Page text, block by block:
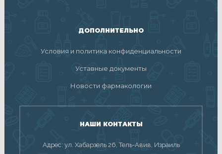
ДОПОЛНИТЕЛЬНО
Условия и политика конфиденциальности
Уставные документы
Новости фармакологии
НАШИ КОНТАКТЫ
Адрес: ул. Хабарзель 26, Тель-Авив, Израиль